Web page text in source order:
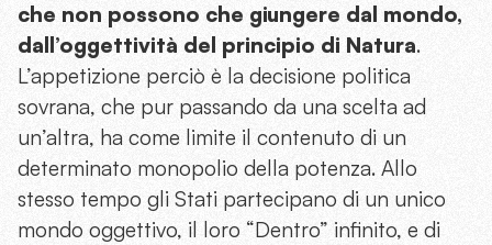
che non possono che giungere dal mondo,
dall’oggettività del principio di Natura.
L’appetizione perciò è la decisione politica
sovrana, che pur passando da una scelta ad
un’altra, ha come limite il contenuto di un
determinato monopolio della potenza. Allo
stesso tempo gli Stati partecipano di un unico
mondo oggettivo, il loro “Dentro” infinito, e di